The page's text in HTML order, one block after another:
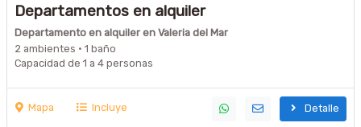
Departamentos en alquiler
Departamento en alquiler en Valeria del Mar
2 ambientes · 1 baño
Capacidad de 1 a 4 personas
Mapa Incluye Detalle